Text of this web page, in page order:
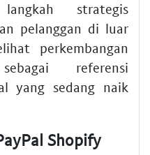
strategis
pelanggan di luar
perkembangan
referensi
yang sedang naik
Shopify